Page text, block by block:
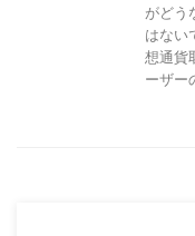
がどう
はない
想通貨
ーザー